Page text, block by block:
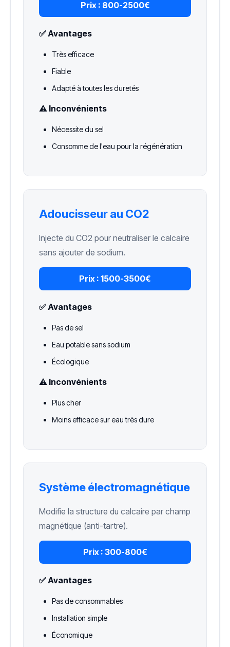
Prix : 800-2500€
✅ Avantages
Très efficace
Fiable
Adapté à toutes les duretés
⚠️ Inconvénients
Nécessite du sel
Consomme de l'eau pour la régénération
Adoucisseur au CO2
Injecte du CO2 pour neutraliser le calcaire
sans ajouter de sodium.
Prix : 1500-3500€
✅ Avantages
Pas de sel
Eau potable sans sodium
Écologique
⚠️ Inconvénients
Plus cher
Moins efficace sur eau très dure
Système électromagnétique
Modifie la structure du calcaire par champ
magnétique (anti-tartre).
Prix : 300-800€
✅ Avantages
Pas de consommables
Installation simple
Économique